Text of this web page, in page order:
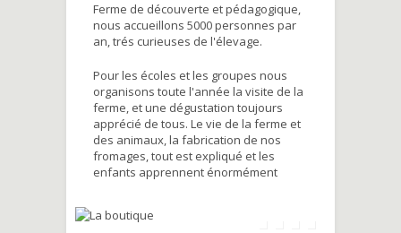
Ferme de découverte et pédagogique,
nous accueillons 5000 personnes par
an, trés curieuses de l'élevage.
Pour les écoles et les groupes nous
organisons toute l'année la visite de la
ferme, et une dégustation toujours
apprécié de tous. Le vie de la ferme et
des animaux, la fabrication de nos
fromages, tout est expliqué et les
enfants apprennent énormément